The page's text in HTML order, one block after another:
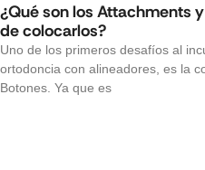
¿Qué son los Attachments
de colocarlos?
Uno de los primeros desafíos al
ortodoncia con alineadores, es la
Botones. Ya que es